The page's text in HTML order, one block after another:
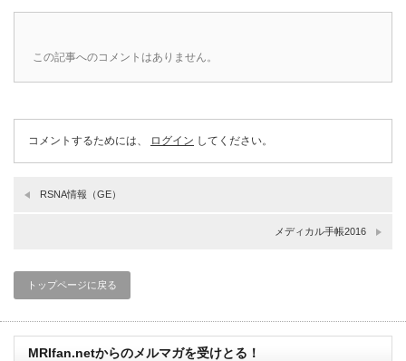
この記事へのコメントはありません。
コメントするためには、 ログイン してください。
RSNA情報（GE）
メディカル手帳2016
トップページに戻る
MRIfan.netからのメルマガを受けとる！